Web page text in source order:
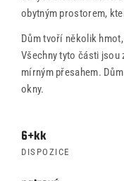
obytným prostorem,
Dům tvoří několik
Všechny tyto části jsou
mírným přesahem.
okny.
6+kk
DISPOZICE